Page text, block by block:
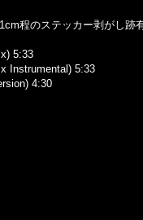
程のステッカー剥がし跡有
5:33
Instrumental) 5:33
4:30